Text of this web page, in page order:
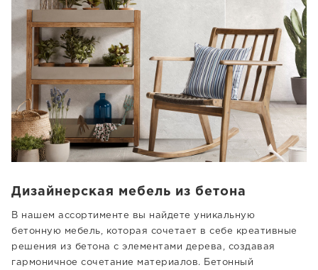
Дизайнерская мебель из бетона
В нашем ассортименте вы найдете уникальную
бетонную мебель, которая сочетает в себе креативные
решения из бетона с элементами дерева, создавая
гармоничное сочетание материалов. Бетонный